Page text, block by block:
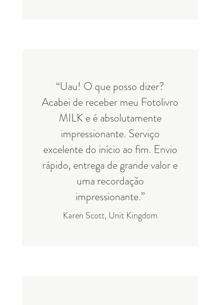
“Uau! O que posso dizer?
Acabei de receber meu Fotolivro
MILK e é absolutamente
impressionante. Serviço
excelente do início ao fim. Envio
rápido, entrega de grande valor e
uma recordação
impressionante.”
Karen Scott, Unit Kingdom